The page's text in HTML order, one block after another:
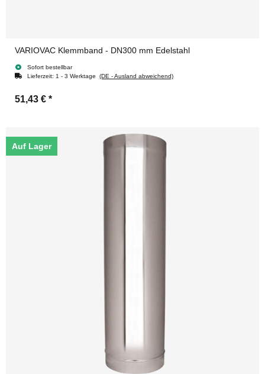
VARIOVAC Klemmband - DN300 mm Edelstahl
Sofort bestellbar
Lieferzeit: 1 - 3 Werktage (DE - Ausland abweichend)
51,43 € *
Auf Lager